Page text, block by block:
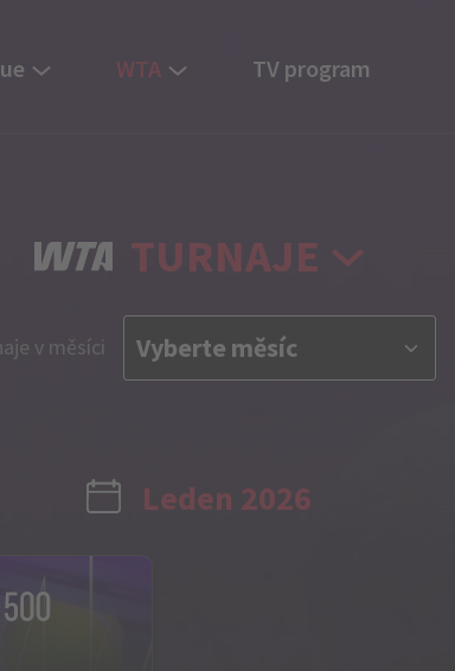
WTA TV program
TURNAJE
v měsíci
Leden 2026